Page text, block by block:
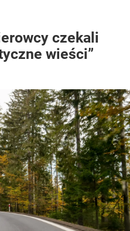
czekali
wieści”